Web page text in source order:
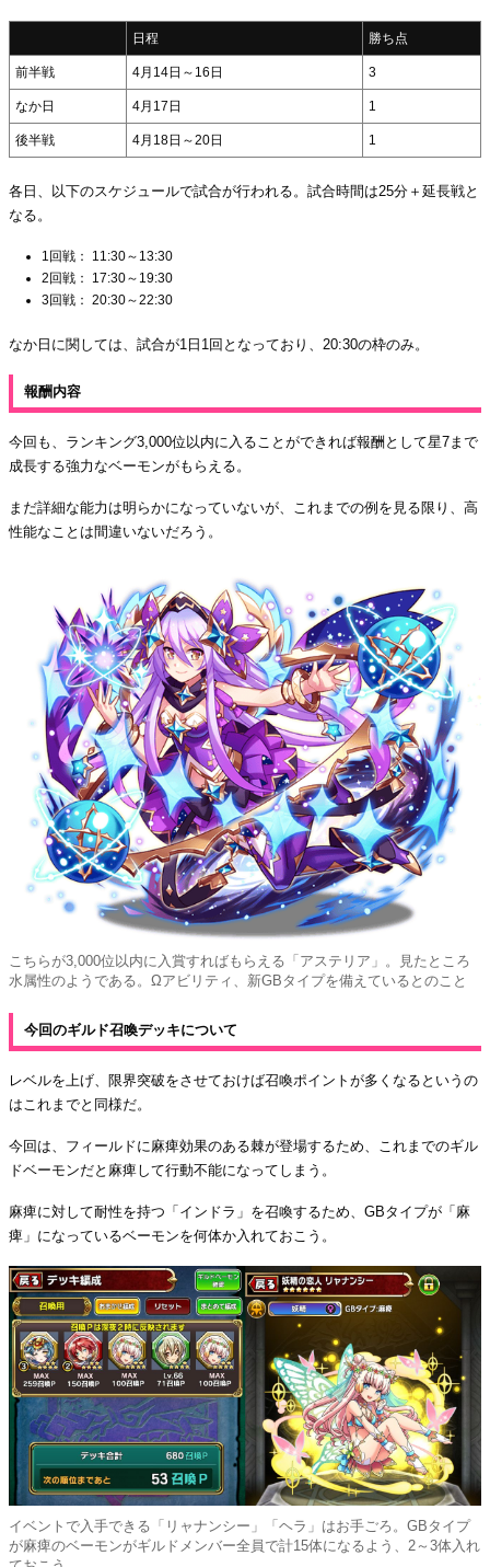
日程 勝ち点
前半戦 4月14日～16日 3
なか日 4月17日 1
後半戦 4月18日～20日 1
各日、以下のスケジュールで試合が行われる。試合時間は25分＋延長戦と
なる。
1回戦： 11:30～13:30
2回戦： 17:30～19:30
3回戦： 20:30～22:30
なか日に関しては、試合が1日1回となっており、20:30の枠のみ。
報酬内容
今回も、ランキング3,000位以内に入ることができれば報酬として星7まで
成長する強力なベーモンがもらえる。
まだ詳細な能力は明らかになっていないが、これまでの例を見る限り、高
性能なことは間違いないだろう。
こちらが3,000位以内に入賞すればもらえる「アステリア」。見たところ
水属性のようである。Ωアビリティ、新GBタイプを備えているとのこと
今回のギルド召喚デッキについて
レベルを上げ、限界突破をさせておけば召喚ポイントが多くなるというの
はこれまでと同様だ。
今回は、フィールドに麻痺効果のある棘が登場するため、これまでのギル
ドベーモンだと麻痺して行動不能になってしまう。
麻痺に対して耐性を持つ「インドラ」を召喚するため、GBタイプが「麻
痺」になっているベーモンを何体か入れておこう。
イベントで入手できる「リャナンシー」「ヘラ」はお手ごろ。GBタイプ
が麻痺のベーモンがギルドメンバー全員で計15体になるよう、2～3体入れ